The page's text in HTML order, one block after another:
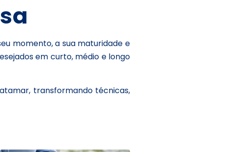
momento, a sua maturidade e
em curto, médio e longo
transformando técnicas,